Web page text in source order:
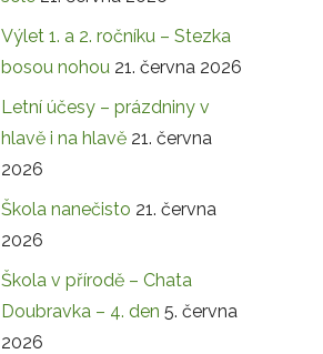
Výlet 1. a 2. ročníku – Stezka
bosou nohou 21. června 2026
Letní účesy – prázdniny v
hlavě i na hlavě 21. června
2026
Škola nanečisto 21. června
2026
Škola v přírodě – Chata
Doubravka – 4. den 5. června
2026